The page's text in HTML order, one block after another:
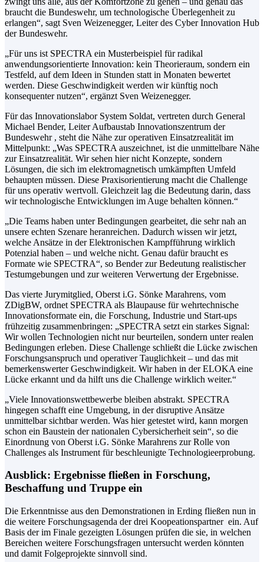
braucht die Bundeswehr, um technologische Überlegenheit zu
erlangen“, sagt Sven Weizenegger, Leiter des Cyber Innovation Hub
der Bundeswehr.
„Für uns ist SPECTRA ein Musterbeispiel für radikal
anwendungsorientierte Innovation: kein Theorieraum, sondern ein
Testfeld, auf dem Ideen in Stunden statt in Monaten bewertet
werden. Diese Geschwindigkeit werden wir künftig noch
konsequenter nutzen“, ergänzt Sven Weizenegger.
Für das Innovationslabor System Soldat, vertreten durch General
Michael Bender, Leiter Aufbaustab Innovationszentrum der
Bundeswehr , steht die Nähe zur operativen Einsatzrealität im
Mittelpunkt: „Was SPECTRA auszeichnet, ist die unmittelbare Nähe
zur Einsatzrealität. Wir sehen hier nicht Konzepte, sondern
Lösungen, die sich im elektromagnetisch umkämpften Umfeld
behaupten müssen. Diese Praxisorientierung macht die Challenge
für uns operativ wertvoll. Gleichzeit lag die Bedeutung darin, dass
wir technologische Entwicklungen im Auge behalten können.“
„Die Teams haben unter Bedingungen gearbeitet, die sehr nah an
unsere echten Szenare heranreichen. Dadurch wissen wir jetzt,
welche Ansätze in der Elektronischen Kampfführung wirklich
Potenzial haben – und welche nicht. Genau dafür braucht es
Formate wie SPECTRA“, so Bender zur Bedeutung realistischer
Testumgebungen und zur weiteren Verwertung der Ergebnisse.
Das vierte Jurymitglied, Oberst i.G. Sönke Marahrens, vom
ZDigBW, ordnet SPECTRA als Blaupause für wehrtechnische
Innovationsformate ein, die Forschung, Industrie und Start-ups
frühzeitig zusammenbringen: „SPECTRA setzt ein starkes Signal:
Wir wollen Technologien nicht nur beurteilen, sondern unter realen
Bedingungen erleben. Diese Challenge schließt die Lücke zwischen
Forschungsanspruch und operativer Tauglichkeit – und das mit
bemerkenswerter Geschwindigkeit. Wir haben in der ELOKA eine
Lücke erkannt und da hilft uns die Challenge wirklich weiter.“
„Viele Innovationswettbewerbe bleiben abstrakt. SPECTRA
hingegen schafft eine Umgebung, in der disruptive Ansätze
unmittelbar sichtbar werden. Was hier getestet wird, kann morgen
schon ein Baustein der nationalen Cybersicherheit sein“, so die
Einordnung von Oberst i.G. Sönke Marahrens zur Rolle von
Challenges als Instrument für beschleunigte Technologieerprobung.
Ausblick: Ergebnisse fließen in Forschung,
Beschaffung und Truppe ein
Die Erkenntnisse aus den Demonstrationen in Erding fließen nun in
die weitere Forschungsagenda der drei Koopeationspartner ein. Auf
Basis der im Finale gezeigten Lösungen prüfen die sie, in welchen
Bereichen weitere Forschungsfragen untersucht werden könnten
und damit Folgeprojekte sinnvoll sind.